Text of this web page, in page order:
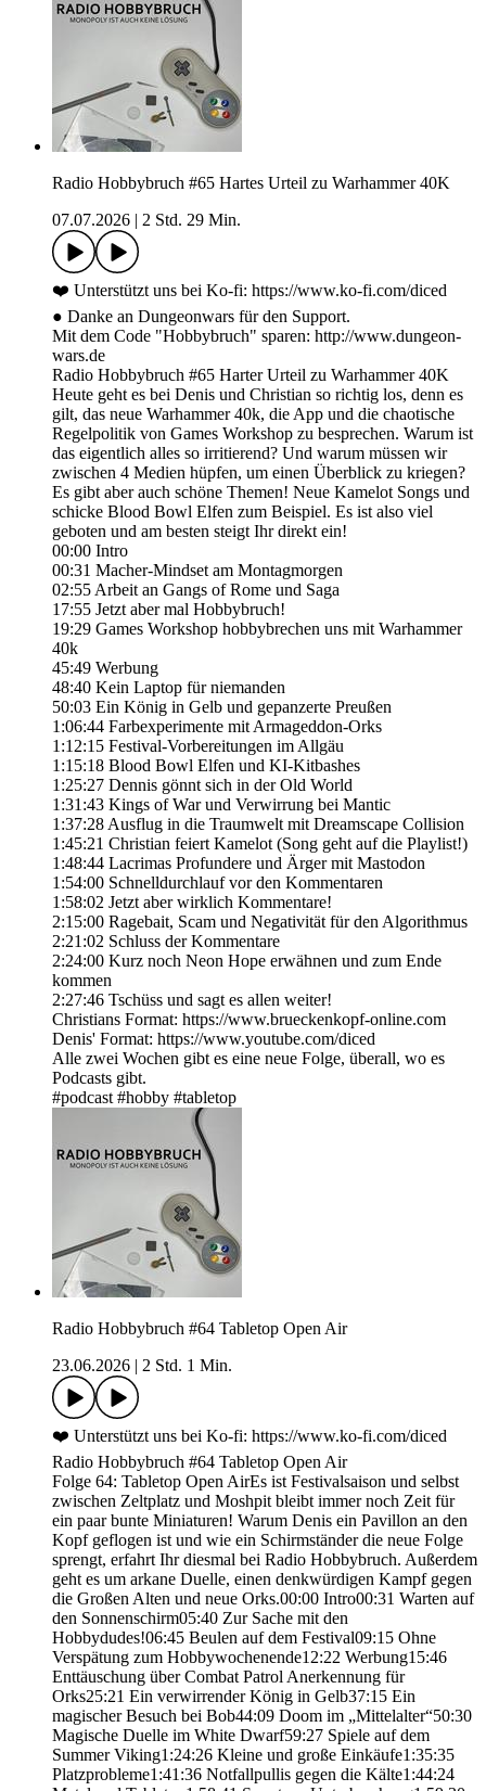
Radio Hobbybruch #65 Hartes Urteil zu Warhammer 40K
07.07.2026
2 Std. 29 Min.
❤️ Unterstützt uns bei Ko-fi: https://www.ko-fi.com/diced
● Danke an Dungeonwars für den Support.
Mit dem Code "Hobbybruch" sparen: http://www.dungeon-
wars.de
Radio Hobbybruch #65 Harter Urteil zu Warhammer 40K
Heute geht es bei Denis und Christian so richtig los, denn es
gilt, das neue Warhammer 40k, die App und die chaotische
Regelpolitik von Games Workshop zu besprechen. Warum ist
das eigentlich alles so irritierend? Und warum müssen wir
zwischen 4 Medien hüpfen, um einen Überblick zu kriegen?
Es gibt aber auch schöne Themen! Neue Kamelot Songs und
schicke Blood Bowl Elfen zum Beispiel. Es ist also viel
geboten und am besten steigt Ihr direkt ein!
00:00 Intro
00:31 Macher-Mindset am Montagmorgen
02:55 Arbeit an Gangs of Rome und Saga
17:55 Jetzt aber mal Hobbybruch!
19:29 Games Workshop hobbybrechen uns mit Warhammer
40k
45:49 Werbung
48:40 Kein Laptop für niemanden
50:03 Ein König in Gelb und gepanzerte Preußen
1:06:44 Farbexperimente mit Armageddon-Orks
1:12:15 Festival-Vorbereitungen im Allgäu
1:15:18 Blood Bowl Elfen und KI-Kitbashes
1:25:27 Dennis gönnt sich in der Old World
1:31:43 Kings of War und Verwirrung bei Mantic
1:37:28 Ausflug in die Traumwelt mit Dreamscape Collision
1:45:21 Christian feiert Kamelot (Song geht auf die Playlist!)
1:48:44 Lacrimas Profundere und Ärger mit Mastodon
1:54:00 Schnelldurchlauf vor den Kommentaren
1:58:02 Jetzt aber wirklich Kommentare!
2:15:00 Ragebait, Scam und Negativität für den Algorithmus
2:21:02 Schluss der Kommentare
2:24:00 Kurz noch Neon Hope erwähnen und zum Ende
kommen
2:27:46 Tschüss und sagt es allen weiter!
Christians Format: https://www.brueckenkopf-online.com
Denis' Format: https://www.youtube.com/diced
Alle zwei Wochen gibt es eine neue Folge, überall, wo es
Podcasts gibt.
#podcast #hobby #tabletop
Radio Hobbybruch #64 Tabletop Open Air
23.06.2026
2 Std. 1 Min.
❤️ Unterstützt uns bei Ko-fi: https://www.ko-fi.com/diced
Radio Hobbybruch #64 Tabletop Open Air
Folge 64: Tabletop Open AirEs ist Festivalsaison und selbst
zwischen Zeltplatz und Moshpit bleibt immer noch Zeit für
ein paar bunte Miniaturen! Warum Denis ein Pavillon an den
Kopf geflogen ist und wie ein Schirmständer die neue Folge
sprengt, erfahrt Ihr diesmal bei Radio Hobbybruch. Außerdem
geht es um arkane Duelle, einen denkwürdigen Kampf gegen
die Großen Alten und neue Orks.00:00 Intro00:31 Warten auf
den Sonnenschirm05:40 Zur Sache mit den
Hobbydudes!06:45 Beulen auf dem Festival09:15 Ohne
Verspätung zum Hobbywochenende12:22 Werbung15:46
Enttäuschung über Combat Patrol Anerkennung für
Orks25:21 Ein verwirrender König in Gelb37:15 Ein
magischer Besuch bei Bob44:09 Doom im „Mittelalter“50:30
Magische Duelle im White Dwarf59:27 Spiele auf dem
Summer Viking1:24:26 Kleine und große Einkäufe1:35:35
Platzprobleme1:41:36 Notfallpullis gegen die Kälte1:44:24